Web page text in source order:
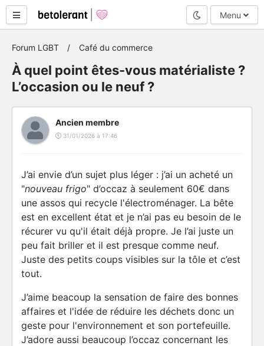
Mode nuit
Menu
Forum LGBT Café du commerce
À quel point êtes-vous matérialiste ?
L’occasion ou le neuf ?
Ancien membre
31/01/2026 à 17:46
J’ai envie d’un sujet plus léger : j’ai un acheté un
"nouveau frigo" d’occaz à seulement 60€ dans
une assos qui recycle l'électroménager. La bête
est en excellent état et je n’ai pas eu besoin de le
récurer vu qu'il était déjà propre. Je l’ai juste un
peu fait briller et il est presque comme neuf.
Juste des petits coups visibles sur la tôle et c’est
tout.
J’aime beacoup la sensation de faire des bonnes
affaires et l'idée de réduire les déchets donc un
geste pour l'environnement et son portefeuille.
J’adore aussi beaucoup l’occaz concernant les